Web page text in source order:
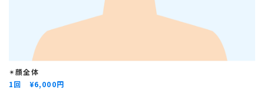
✴︎顔全体
1回 ¥6,000円